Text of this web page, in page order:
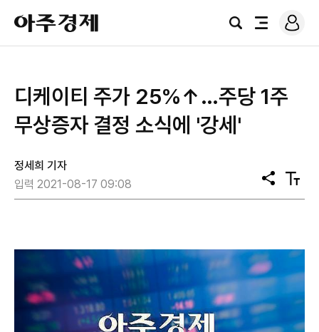
아
주
경
검
전
로
그
디케이티 주가 25%↑…주당 1주
무상증자 결정 소식에 '강세'
정세희 기자
입력 2021-08-17 09:08
공
유
텍
스